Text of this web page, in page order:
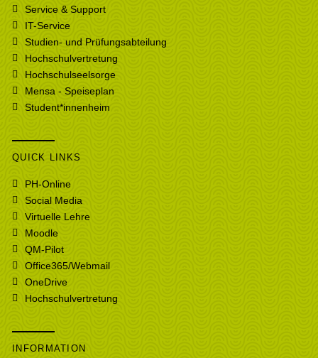
Service & Support
IT-Service
Studien- und Prüfungsabteilung
Hochschulvertretung
Hochschulseelsorge
Mensa - Speiseplan
Student*innenheim
QUICK LINKS
PH-Online
Social Media
Virtuelle Lehre
Moodle
QM-Pilot
Office365/Webmail
OneDrive
Hochschulvertretung
INFORMATION